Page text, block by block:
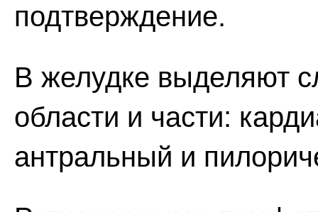
подтверждение.
В желудке выделяют
области и части:
антральный и